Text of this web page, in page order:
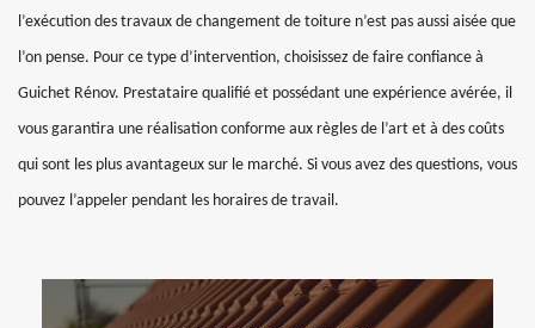
l’exécution des travaux de changement de toiture n’est pas aussi aisée que
l’on pense. Pour ce type d’intervention, choisissez de faire confiance à
Guichet Rénov. Prestataire qualifié et possédant une expérience avérée, il
vous garantira une réalisation conforme aux règles de l’art et à des coûts
qui sont les plus avantageux sur le marché. Si vous avez des questions, vous
pouvez l’appeler pendant les horaires de travail.